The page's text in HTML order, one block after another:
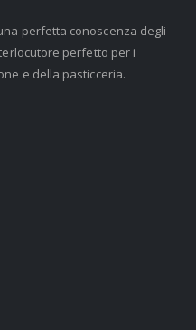
perfetta conoscenza degli
perfetto per i
e della pasticceria.